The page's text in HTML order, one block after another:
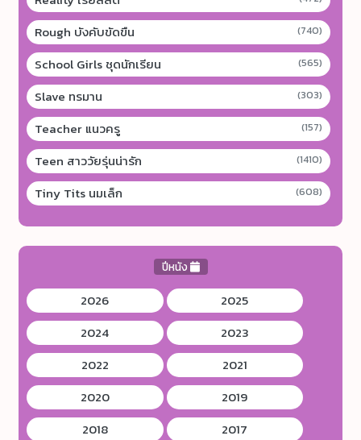
Rough บังคับขัดขืน (740)
School Girls ชุดนักเรียน (565)
Slave ทรมาน (303)
Teacher แนวครู (157)
Teen สาววัยรุ่นน่ารัก (1410)
Tiny Tits นมเล็ก (608)
ปีหนัง
2026
2025
2024
2023
2022
2021
2020
2019
2018
2017